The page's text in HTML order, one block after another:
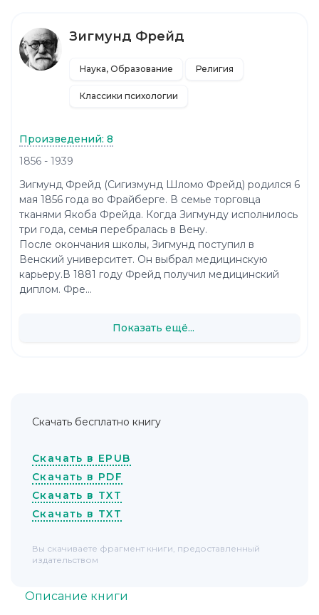
Описание книги
Зигмунд Фрейд
Наука, Образование Религия
Классики психологии
Произведений: 8
1856 - 1939
Зигмунд Фрейд (Сигизмунд Шломо Фрейд) родился 6
мая 1856 года во Фрайберге. В семье торговца
тканями Якоба Фрейда. Когда Зигмунду исполнилось
три года, семья перебралась в Вену.
После окончания школы, Зигмунд поступил в
Венский университет. Он выбрал медицинскую
карьеру.В 1881 году Фрейд получил медицинский
диплом. Фре...
Показать ещё...
Скачать бесплатно книгу
Скачать в EPUB
Скачать в PDF
Скачать в TXT
Скачать в TXT
Вы скачиваете фрагмент книги, предоставленный
издательством